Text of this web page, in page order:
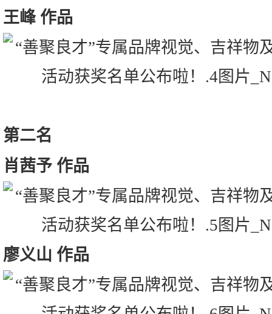
王峰 作品
第二名
肖茜予 作品
廖义山 作品